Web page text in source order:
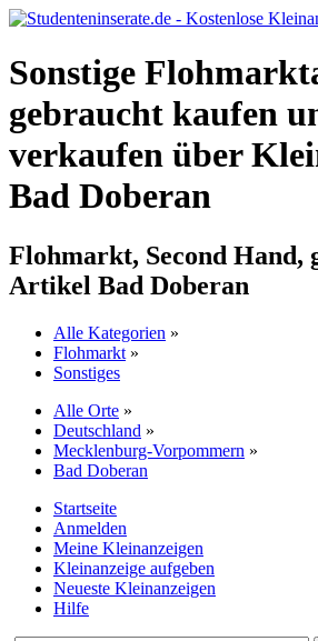
Sonstige
gebraucht kaufen
verkaufen über
Bad Doberan
Flohmarkt, Second Hand,
Artikel Bad Doberan
Alle Kategorien »
Flohmarkt »
Sonstiges
Alle Orte »
Deutschland »
Mecklenburg-Vorpommern »
Bad Doberan
Startseite
Anmelden
Meine Kleinanzeigen
Kleinanzeige aufgeben
Neueste Kleinanzeigen
Hilfe